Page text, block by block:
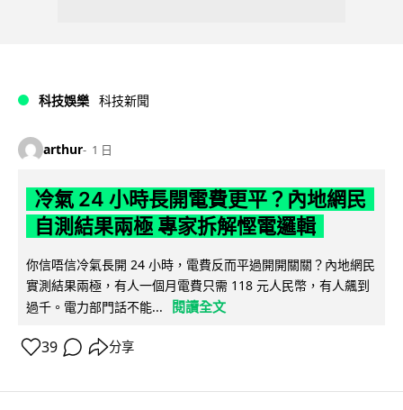
科技娛樂 科技新聞
arthur 1 日
冷氣 24 小時長開電費更平？內地網民
自測結果兩極 專家拆解慳電邏輯
你信唔信冷氣長開 24 小時，電費反而平過開開關關？內地網民
實測結果兩極，有人一個月電費只需 118 元人民幣，有人飆到
過千。電力部門話不能...
閱讀全文
39 分享